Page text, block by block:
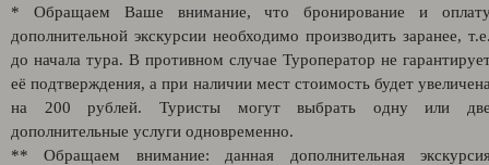
* Обращаем Ваше внимание, что бронирование и
дополнительной экскурсии необходимо производить заранее,
до начала тура. В противном случае Туроператор не
её подтверждения, а при наличии мест стоимость будет
на 200 рублей. Туристы могут выбрать одну или
дополнительные услуги одновременно.
** Обращаем внимание: данная дополнительная